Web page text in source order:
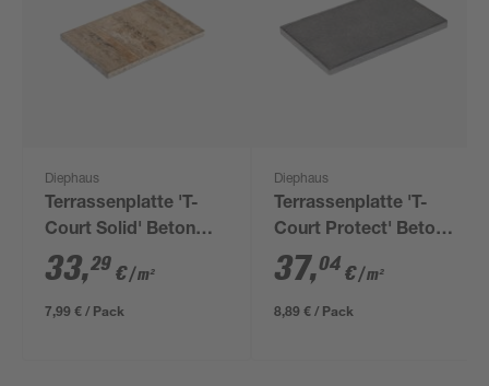
Diephaus
Terrassenplatte 'T-
Court Solid' Beton
muschelkalkfarben 60
x 40 x 4 cm
33,29 €/ m²
7,99 € / Pack
Diephaus
Terrassenplatte 'T-
Court Protect' Beton
60 x 40 x 4 cm
37,04 €/ m²
8,89 € / Pack